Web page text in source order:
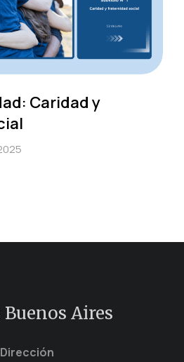
Caridad y
Aires
Dirección